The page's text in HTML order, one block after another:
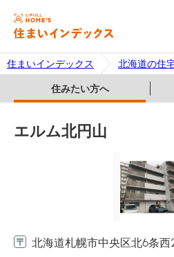
住まいインデックス 北海道の住
住みたい方へ
エルム北円山
北海道札幌市中央区北6条